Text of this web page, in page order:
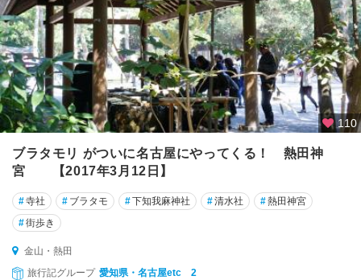
110
ブラタモリ がついに名古屋にやってくる！ 熱田神
宮 【2017年3月12日】
#寺社 # ブラタモ #下知我麻神社 #清水社 #熱田神宮
#街歩き
金山・熱田
旅行記グループ 愛知県・名古屋etc 2